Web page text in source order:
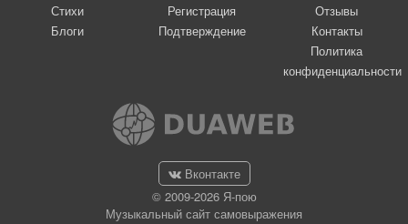
Стихи
Блоги
Регистрация
Подтверждение
Отзывы
Контакты
Политика
конфиденциальности
Вконтакте
© 2009-2026 Я-пою
Музыкальный сайт самовыражения